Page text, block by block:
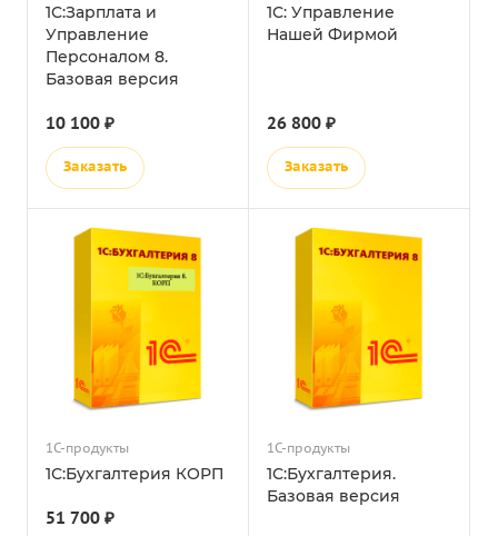
1С:Зарплата и
Управление
Персоналом 8.
Базовая версия
10 100 ₽
Заказать
1С: Управление
Нашей Фирмой
26 800 ₽
Заказать
1С-продукты
1С:Бухгалтерия КОРП
51 700 ₽
1С-продукты
1С:Бухгалтерия.
Базовая версия